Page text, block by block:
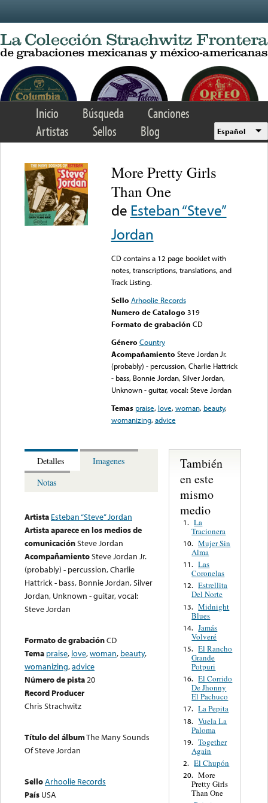
Inicio Búsqueda
Canciones
Artistas
Sellos Blog Español
More Pretty Girls
Than One
de Esteban “Steve”
Jordan
CD contains a 12 page booklet with
notes, transcriptions, translations, and
Track Listing.
Sello Arhoolie Records
Numero de Catalogo 319
Formato de grabación CD
Género Country
Acompañamiento Steve Jordan Jr.
(probably) - percussion, Charlie Hattrick
- bass, Bonnie Jordan, Silver Jordan,
Unknown - guitar, vocal: Steve Jordan
Temas praise, love,woman, beauty,
womanizing,advice
Detalles
Imagenes
Notas
Artista Esteban “Steve” Jordan
Artista aparece en los medios de
comunicaciónSteve Jordan
AcompañamientoSteve Jordan Jr.
(probably) - percussion, Charlie
Hattrick - bass, Bonnie Jordan, Silver
Jordan, Unknown - guitar, vocal:
Steve Jordan
Formato de grabaciónCD
Tema praise, love,woman, beauty,
womanizing,advice
Número de pista20
Record Producer
Chris Strachwitz
Título del álbumThe Many Sounds
Of Steve Jordan
SelloArhoolie Records
País USA
También
en este
mismo
medio
1. La
Tracionera
10. Mujer Sin
Alma
11. Las
Coronelas
12. Estrellita
Del Norte
13. Midnight
Blues
14. Jamás
Volveré
15. El Rancho
Grande
Potpuri
16. El Corrido
De Jhonny
El Pachuco
17. La Pepita
18. Vuela La
Paloma
19. Together
Again
2. El Chupón
20. More
Pretty Girls
Than One